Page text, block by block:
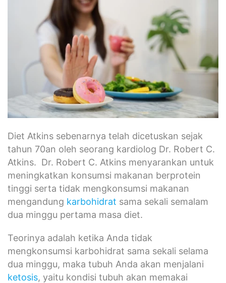
Diet Atkins sebenarnya telah dicetuskan sejak
tahun 70an oleh seorang kardiolog Dr. Robert C.
Atkins. Dr. Robert C. Atkins menyarankan untuk
meningkatkan konsumsi makanan berprotein
tinggi serta tidak mengkonsumsi makanan
mengandung karbohidrat sama sekali semalam
dua minggu pertama masa diet.
Teorinya adalah ketika Anda tidak
mengkonsumsi karbohidrat sama sekali selama
dua minggu, maka tubuh Anda akan menjalani
ketosis, yaitu kondisi tubuh akan memakai